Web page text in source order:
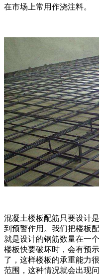
在市场上常用作浇注料。
混凝土楼板配筋只要设计
到预警作用。我们把楼板
就是设计的钢筋数量在一
楼板快要破坏时，会有预
了，这样楼板的承重能力
范围，这种情况就会出现